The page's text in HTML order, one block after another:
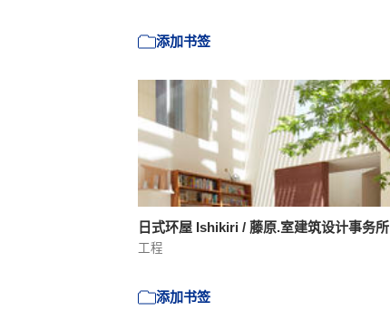
添加书签
日式环屋 Ishikiri / 藤原.室建筑设计事务所
工程
添加书签